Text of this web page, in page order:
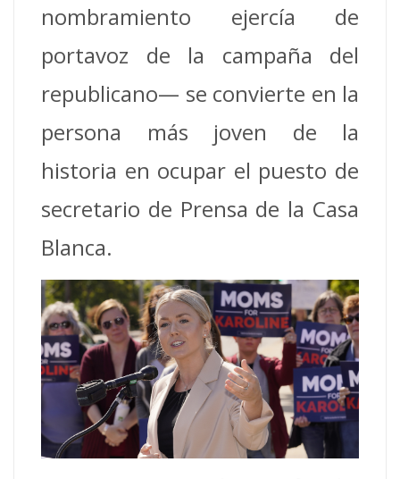
nombramiento ejercía de
portavoz de la campaña del
republicano— se convierte en la
persona más joven de la
historia en ocupar el puesto de
secretario de Prensa de la Casa
Blanca.